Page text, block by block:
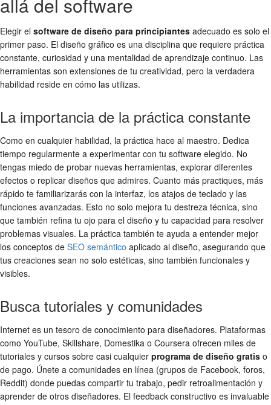
allá del software
Elegir el software de diseño para principiantes adecuado es solo el
primer paso. El diseño gráfico es una disciplina que requiere práctica
constante, curiosidad y una mentalidad de aprendizaje continuo. Las
herramientas son extensiones de tu creatividad, pero la verdadera
habilidad reside en cómo las utilizas.
La importancia de la práctica constante
Como en cualquier habilidad, la práctica hace al maestro. Dedica
tiempo regularmente a experimentar con tu software elegido. No
tengas miedo de probar nuevas herramientas, explorar diferentes
efectos o replicar diseños que admires. Cuanto más practiques, más
rápido te familiarizarás con la interfaz, los atajos de teclado y las
funciones avanzadas. Esto no solo mejora tu destreza técnica, sino
que también refina tu ojo para el diseño y tu capacidad para resolver
problemas visuales. La práctica también te ayuda a entender mejor
los conceptos de SEO semántico aplicado al diseño, asegurando que
tus creaciones sean no solo estéticas, sino también funcionales y
visibles.
Busca tutoriales y comunidades
Internet es un tesoro de conocimiento para diseñadores. Plataformas
como YouTube, Skillshare, Domestika o Coursera ofrecen miles de
tutoriales y cursos sobre casi cualquier programa de diseño gratis o
de pago. Únete a comunidades en línea (grupos de Facebook, foros,
Reddit) donde puedas compartir tu trabajo, pedir retroalimentación y
aprender de otros diseñadores. El feedback constructivo es invaluable